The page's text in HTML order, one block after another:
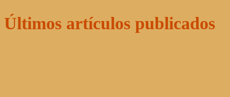
Últimos artículos publicados